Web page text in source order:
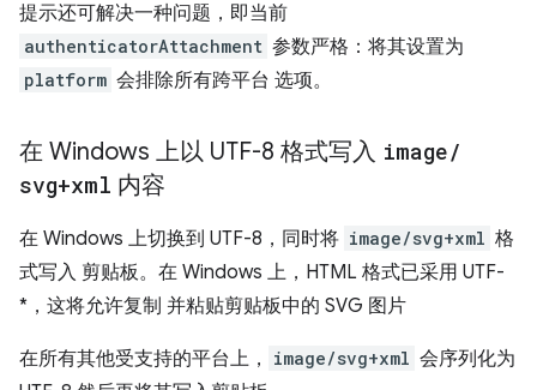
提示还可解决一种问题，即当前
authenticatorAttachment 参数严格：将其设置为
platform 会排除所有跨平台 选项。
在 Windows 上以 UTF-8 格式写入 image/
svg+xml 内容
在 Windows 上切换到 UTF-8，同时将 image/svg+xml 格
式写入 剪贴板。在 Windows 上，HTML 格式已采用 UTF-
*，这将允许复制 并粘贴剪贴板中的 SVG 图片
在所有其他受支持的平台上， image/svg+xml 会序列化为